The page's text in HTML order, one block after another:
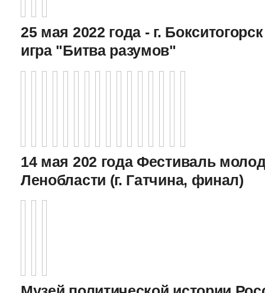
25 мая 2022 года - г.
игра "Битва разумов"
14 мая 202 года Фестиваль
Ленобласти (г. Гатчина, финал)